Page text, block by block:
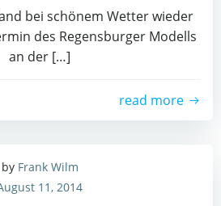
bei schönem Wetter wieder
des Regensburger Modells
an der […]
read more
by Frank Wilm
11, 2014